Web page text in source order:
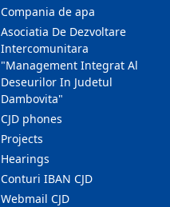
Compania de apa
Asociatia De Dezvoltare
Intercomunitara
"Management Integrat Al
Deseurilor In Judetul
Dambovita"
CJD phones
Projects
Hearings
Conturi IBAN CJD
Webmail CJD